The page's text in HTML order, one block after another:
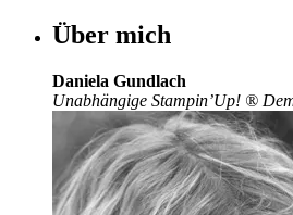
Über mich
Daniela Gundlach
Unabhängige Stampin’Up! ®